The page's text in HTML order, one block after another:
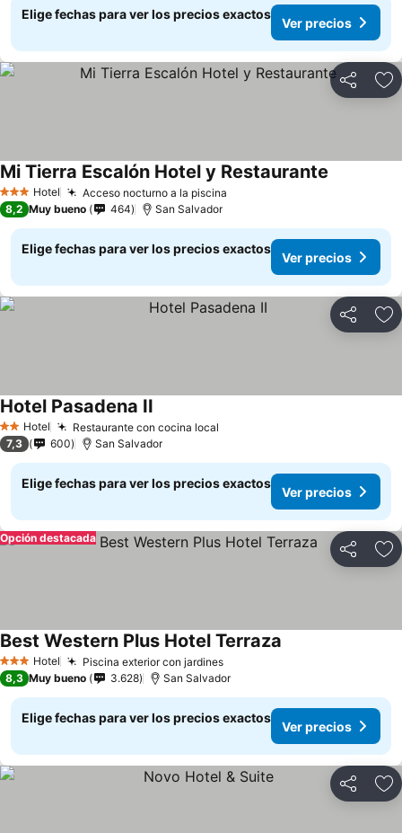
Elige fechas para ver los precios exactos
Ver precios
Compartir
3 Estrellas
Hotel Acceso nocturno a la piscina
Mi Tierra Escalón Hotel y Restaurante
8,2 Muy bueno 464 San Salvador
Elige fechas para ver los precios exactos
Ver precios
Compartir
2 Estrellas
Hotel Restaurante con cocina local
Hotel Pasadena II
7,3 600 San Salvador
Elige fechas para ver los precios exactos
Ver precios
Compartir
Opción destacada
3 Estrellas
Hotel Piscina exterior con jardinesVer precios
Best Western Plus Hotel Terraza
8,3 Muy bueno 3.628 San Salvador
Elige fechas para ver los precios exactos
Ver precios
Compartir